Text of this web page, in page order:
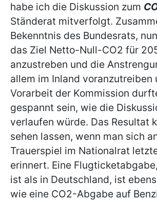
habe ich die Diskussion zum
Ständerat mitverfolgt.
Bekenntnis des Bundesrats,
das Ziel Netto-Null-CO2 für
anzustreben und die
allem im Inland voranzutreiben
Vorarbeit der Kommission
gespannt sein, wie die
verlaufen würde. Das Resultat
sehen lassen, wenn man sich
Trauerspiel im Nationalrat
erinnert. Eine
ist als in Deutschland, ist
wie eine CO2-Abgabe auf